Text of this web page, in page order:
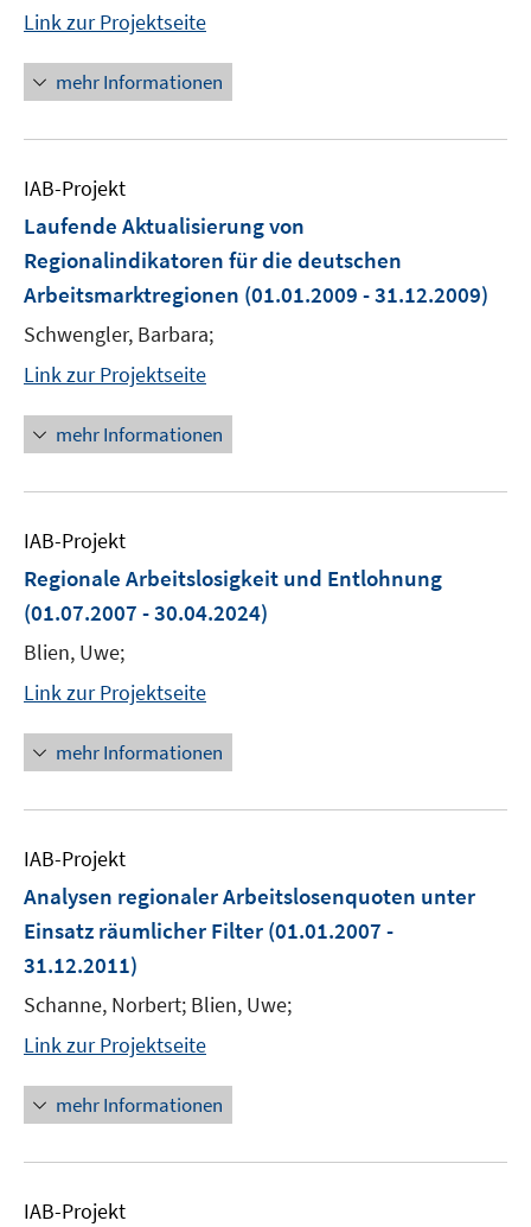
Link zur Projektseite
mehr Informationen
IAB-Projekt
Laufende Aktualisierung von
Regionalindikatoren für die deutschen
Arbeitsmarktregionen (01.01.2009 - 31.12.2009)
Schwengler, Barbara;
Link zur Projektseite
mehr Informationen
IAB-Projekt
Regionale Arbeitslosigkeit und Entlohnung
(01.07.2007 - 30.04.2024)
Blien, Uwe;
Link zur Projektseite
mehr Informationen
IAB-Projekt
Analysen regionaler Arbeitslosenquoten unter
Einsatz räumlicher Filter (01.01.2007 -
31.12.2011)
Schanne, Norbert; Blien, Uwe;
Link zur Projektseite
mehr Informationen
IAB-Projekt